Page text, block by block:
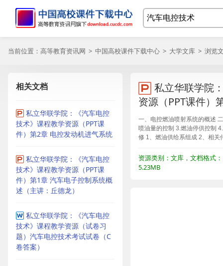
当前位置： 高等教育资讯网 > 中国高校课件下载中心 > 大学文库 > 浏览
相关文档
私立华联学院：《汽车电控
技术》课程教学资源（PPT课
件）第2章 电控发动机进气系统
私立华联学院：《汽车电控
技术》课程教学资源（PPT课
件）第1章 汽车电子控制系统概
述（主讲：丘德龙）
私立华联学院：《汽车电控
技术》课程教学资源（试卷习
题）汽车电控技术考试试卷（C
卷答案）
私立华联学院
资源（PPT课件）
一、电控燃油喷射系统的概述
喷油量的控制 3.燃油停供控制
修 1、燃油供给系组成 2、相关
资源类别：文库，文档格式
5.23MB